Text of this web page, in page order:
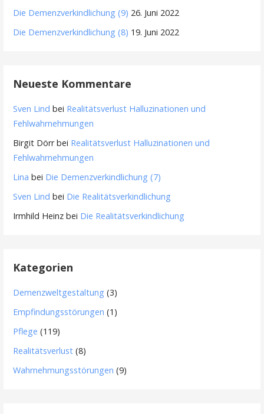
Die Demenzverkindlichung (9) 26. Juni 2022
Die Demenzverkindlichung (8) 19. Juni 2022
Neueste Kommentare
Sven Lind bei Realitätsverlust Halluzinationen und
Fehlwahrnehmungen
Birgit Dörrbei Realitätsverlust Halluzinationen und
Fehlwahrnehmungen
Lina bei Die Demenzverkindlichung (7)
Sven Lind bei Die Realitätsverkindlichung
Irmhild Heinz bei Die Realitätsverkindlichung
Kategorien
Demenzweltgestaltung (3)
Empfindungsstörungen (1)
Pflege (119)
Realitätsverlust (8)
Wahrnehmungsstörungen (9)